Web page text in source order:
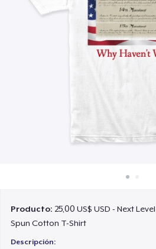
Venda en todas
Venda lo que
Producto: 25,00 US$ USD - Next
Spun Cotton T-Shirt
Descripción: